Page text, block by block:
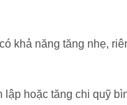
khả năng tăng nhẹ,
hoặc tăng chi quỹ